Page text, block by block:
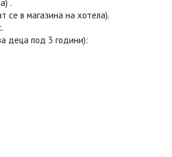
.
се в магазина на хотела).
деца под 3 години):